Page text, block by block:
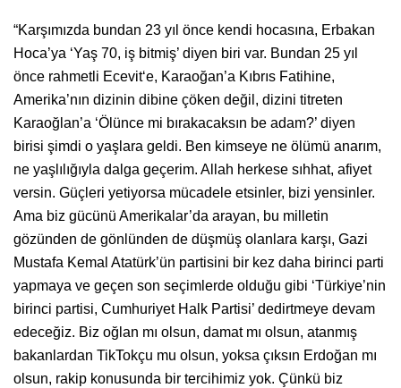
“Karşımızda bundan 23 yıl önce kendi hocasına, Erbakan
Hoca’ya ‘Yaş 70, iş bitmiş’ diyen biri var. Bundan 25 yıl
önce rahmetli Ecevit‘e, Karaoğan’a Kıbrıs Fatihine,
Amerika’nın dizinin dibine çöken değil, dizini titreten
Karaoğlan’a ‘Ölünce mi bırakacaksın be adam?’ diyen
birisi şimdi o yaşlara geldi. Ben kimseye ne ölümü anarım,
ne yaşlılığıyla dalga geçerim. Allah herkese sıhhat, afiyet
versin. Güçleri yetiyorsa mücadele etsinler, bizi yensinler.
Ama biz gücünü Amerikalar’da arayan, bu milletin
gözünden de gönlünden de düşmüş olanlara karşı, Gazi
Mustafa Kemal Atatürk’ün partisini bir kez daha birinci parti
yapmaya ve geçen son seçimlerde olduğu gibi ‘Türkiye’nin
birinci partisi, Cumhuriyet Halk Partisi’ dedirtmeye devam
edeceğiz. Biz oğlan mı olsun, damat mı olsun, atanmış
bakanlardan TikTokçu mu olsun, yoksa çıksın Erdoğan mı
olsun, rakip konusunda bir tercihimiz yok. Çünkü biz